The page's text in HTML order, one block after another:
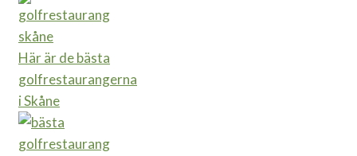
Här är de bästa
golfrestaurangerna
i Skåne